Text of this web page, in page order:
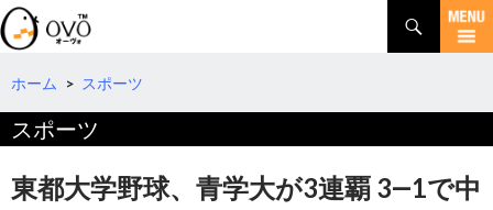
検
索
コ
テ
へ
移
動
ホーム > スポーツ
スポーツ
東都大学野球、青学大が3連覇 3―1で中